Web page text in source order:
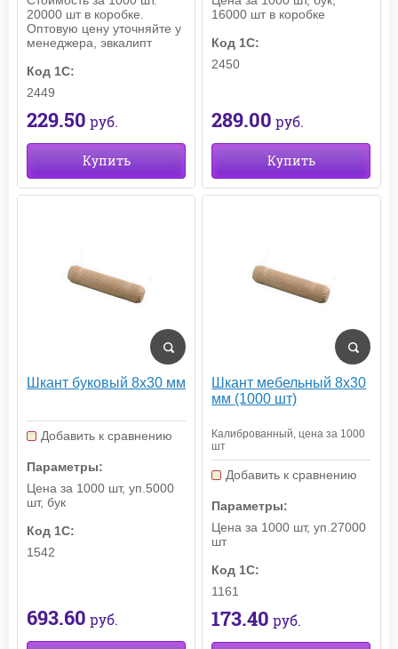
20000 шт в коробке.
Оптовую цену уточняйте у
менеджера, эвкалипт
Код 1С:
2449
229.50 руб.
Купить
16000 шт в коробке
Код 1С:
2450
289.00 руб.
Купить
Шкант буковый 8х30 мм
Добавить к сравнению
Параметры:
Цена за 1000 шт, уп.5000
шт, бук
Код 1С:
1542
693.60 руб.
Шкант мебельный 8х30
мм (1000 шт)
Калиброванный, цена за 1000
шт
Добавить к сравнению
Параметры:
Цена за 1000 шт, уп.27000
шт
Код 1С:
1161
173.40 руб.